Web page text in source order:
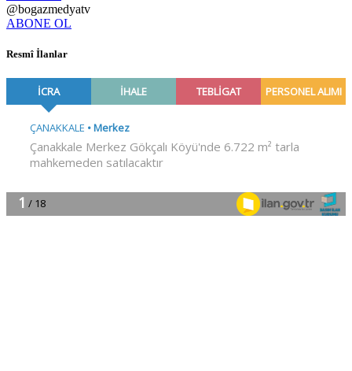
@bogazmedyatv
ABONE OL
Resmî İlanlar